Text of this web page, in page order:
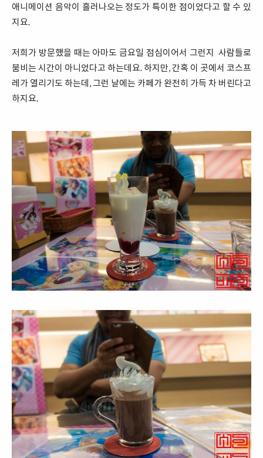
애니메이션 음악이 흘러나오는 정도가 특이한 점이었다고 할 수 있
지요.
저희가 방문했을 때는 아마도 금요일 점심이어서 그런지 사람들로
붐비는 시간이 아니었다고 하는데요. 하지만, 간혹 이 곳에서 코스프
레가 열리기도 하는데, 그런 날에는 카페가 완전히 가득 차 버린다고
하지요.